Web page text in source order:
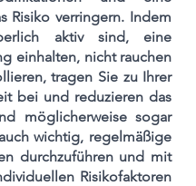
Risiko verringern. Indem
aktiv sind, eine
einhalten, nicht rauchen
tragen Sie zu Ihrer
bei und reduzieren das
möglicherweise sogar
wichtig, regelmäßige
durchzuführen und mit
Risikofaktoren